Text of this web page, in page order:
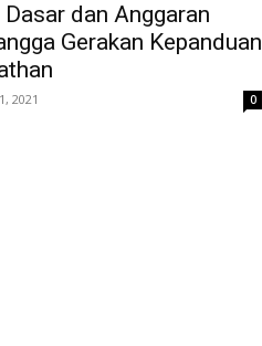
dan Anggaran
Gerakan Kepanduan
2021 0